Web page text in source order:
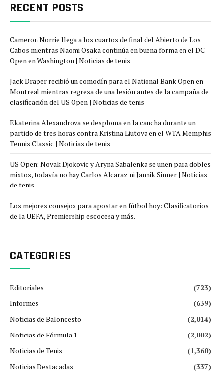
RECENT POSTS
Cameron Norrie llega a los cuartos de final del Abierto de Los
Cabos mientras Naomi Osaka continúa en buena forma en el DC
Open en Washington | Noticias de tenis
Jack Draper recibió un comodín para el National Bank Open en
Montreal mientras regresa de una lesión antes de la campaña de
clasificación del US Open | Noticias de tenis
Ekaterina Alexandrova se desploma en la cancha durante un
partido de tres horas contra Kristina Liutova en el WTA Memphis
Tennis Classic | Noticias de tenis
US Open: Novak Djokovic y Aryna Sabalenka se unen para dobles
mixtos, todavía no hay Carlos Alcaraz ni Jannik Sinner | Noticias
de tenis
Los mejores consejos para apostar en fútbol hoy: Clasificatorios
de la UEFA, Premiership escocesa y más.
CATEGORIES
Editoriales
(723)
Informes
(639)
Noticias de Baloncesto
(2,014)
Noticias de Fórmula 1
(2,002)
Noticias de Tenis
(1,360)
Noticias Destacadas
(337)